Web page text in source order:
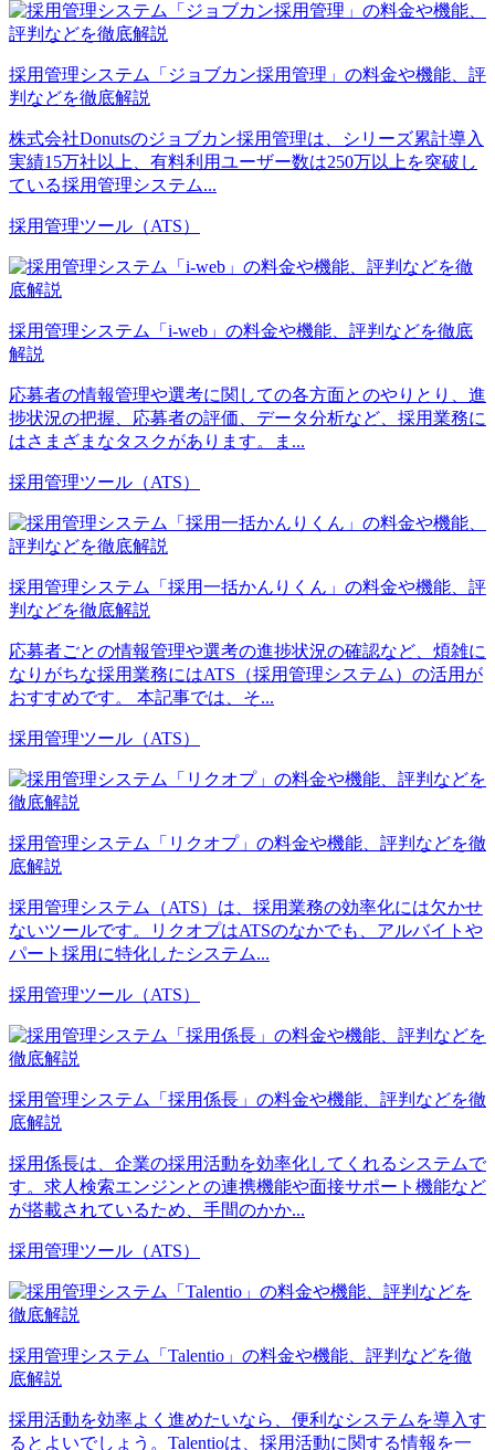
採用管理システム「ジョブカン採用管理」の料金や機能、評
判などを徹底解説
株式会社Donutsのジョブカン採用管理は、シリーズ累計導入
実績15万社以上、有料利用ユーザー数は250万以上を突破し
ている採用管理システム...
採用管理ツール（ATS）
採用管理システム「i-web」の料金や機能、評判などを徹底
解説
応募者の情報管理や選考に関しての各方面とのやりとり、進
捗状況の把握、応募者の評価、データ分析など、採用業務に
はさまざまなタスクがあります。ま...
採用管理ツール（ATS）
採用管理システム「採用一括かんりくん」の料金や機能、評
判などを徹底解説
応募者ごとの情報管理や選考の進捗状況の確認など、煩雑に
なりがちな採用業務にはATS（採用管理システム）の活用が
おすすめです。 本記事では、そ...
採用管理ツール（ATS）
採用管理システム「リクオプ」の料金や機能、評判などを徹
底解説
採用管理システム（ATS）は、採用業務の効率化には欠かせ
ないツールです。リクオプはATSのなかでも、アルバイトや
パート採用に特化したシステム...
採用管理ツール（ATS）
採用管理システム「採用係長」の料金や機能、評判などを徹
底解説
採用係長は、企業の採用活動を効率化してくれるシステムで
す。求人検索エンジンとの連携機能や面接サポート機能など
が搭載されているため、手間のかか...
採用管理ツール（ATS）
採用管理システム「Talentio」の料金や機能、評判などを徹
底解説
採用活動を効率よく進めたいなら、便利なシステムを導入す
るとよいでしょう。Talentioは、採用活動に関する情報を一